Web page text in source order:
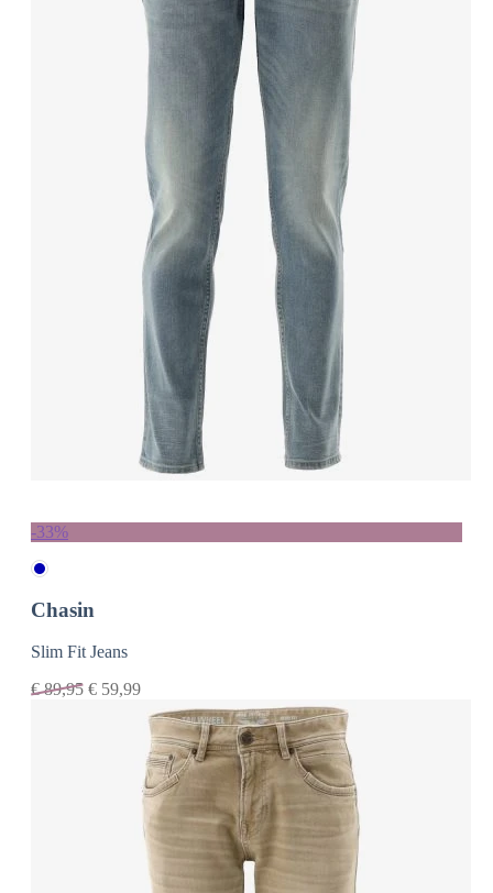
-33%
Chasin
Slim Fit Jeans
€89,95 € 59,99